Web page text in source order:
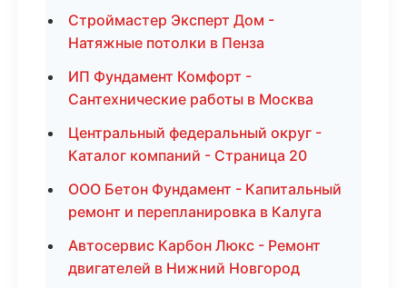
Строймастер Эксперт Дом -
Натяжные потолки в Пенза
ИП Фундамент Комфорт -
Сантехнические работы в Москва
Центральный федеральный округ -
Каталог компаний - Страница 20
ООО Бетон Фундамент - Капитальный
ремонт и перепланировка в Калуга
Автосервис Карбон Люкс - Ремонт
двигателей в Нижний Новгород